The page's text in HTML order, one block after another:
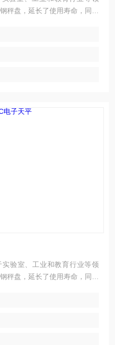
秤盘，延长了使用寿命，同时
验室、工业和教育行业等领
秤盘，延长了使用寿命，同时